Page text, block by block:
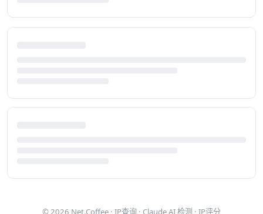
© 2026 Net.Coffee · IP查询 · Claude AI 检测 · IP评分